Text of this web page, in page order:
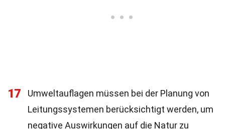
17
Umweltauflagen müssen bei der Planung von
Leitungssystemen berücksichtigt werden, um
negative Auswirkungen auf die Natur zu